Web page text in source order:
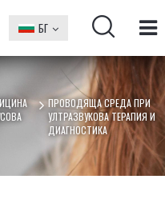
БГ
EN
ПРОВОДЯЩА СРЕДА ПРИ
УЛТРАЗВУКОВА ТЕРАПИЯ И
ДИАГНОСТИКА